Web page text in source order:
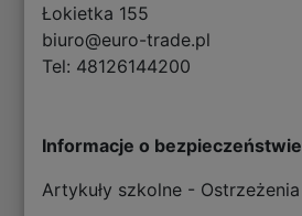
Łokietka 155
biuro@euro-trade.pl
Tel: 48126144200
Informacje o bezpieczeństwie
Artykuły szkolne - Ostrzeżenia